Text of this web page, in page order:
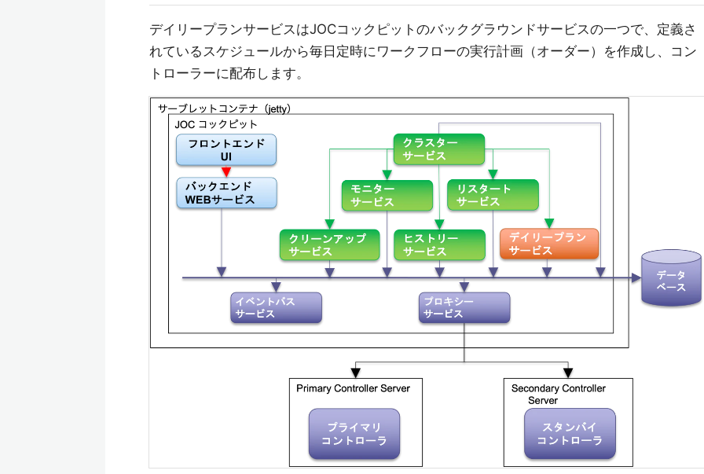
デイリープランサービスはJOCコックピットのバックグラウンドサービスの一つで、定義さ
れているスケジュールから毎日定時にワークフローの実行計画（オーダー）を作成し、コン
トローラーに配布します。